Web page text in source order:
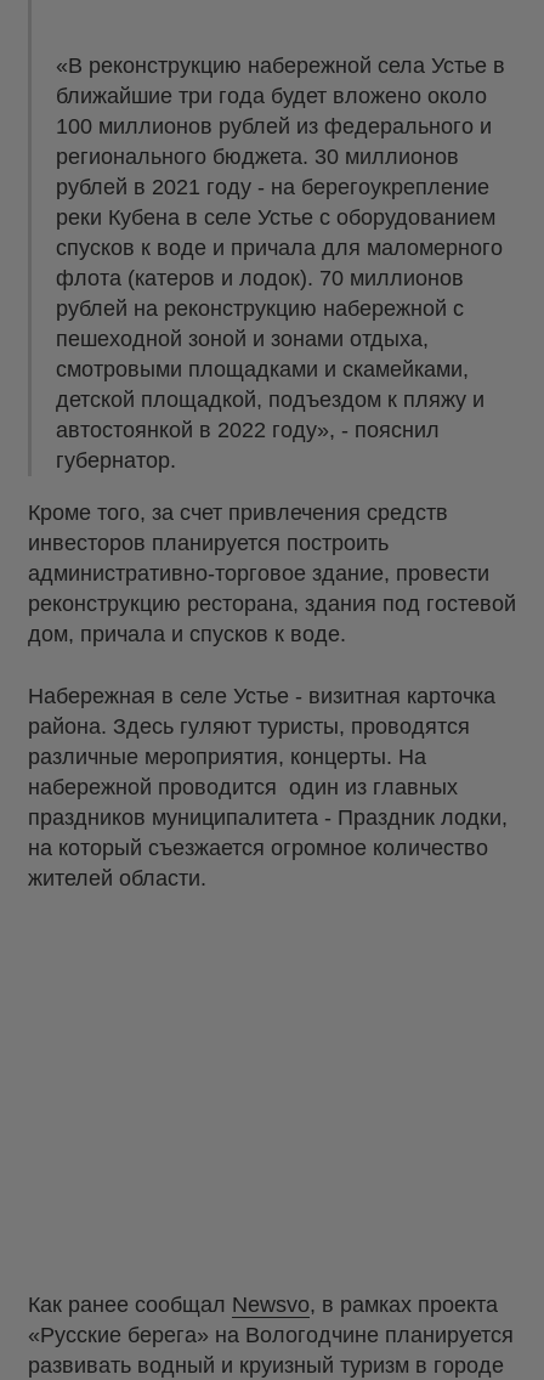
«В реконструкцию набережной села Устье в
ближайшие три года будет вложено около
100 миллионов рублей из федерального и
регионального бюджета. 30 миллионов
рублей в 2021 году - на берегоукрепление
реки Кубена в селе Устье с оборудованием
спусков к воде и причала для маломерного
флота (катеров и лодок). 70 миллионов
рублей на реконструкцию набережной с
пешеходной зоной и зонами отдыха,
смотровыми площадками и скамейками,
детской площадкой, подъездом к пляжу и
автостоянкой в 2022 году», - пояснил
губернатор.
Кроме того, за счет привлечения средств
инвесторов планируется построить
административно-торговое здание, провести
реконструкцию ресторана, здания под гостевой
дом, причала и спусков к воде.
Набережная в селе Устье - визитная карточка
района. Здесь гуляют туристы, проводятся
различные мероприятия, концерты. На
набережной проводится один из главных
праздников муниципалитета - Праздник лодки,
на который съезжается огромное количество
жителей области.
Как ранее сообщал Newsvo, в рамках проекта
«Русские берега» на Вологодчине планируется
развивать водный и круизный туризм в городе